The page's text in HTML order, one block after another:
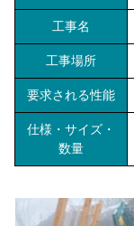
工事名
工事場所
要求される性能
仕様・サイズ・
数量